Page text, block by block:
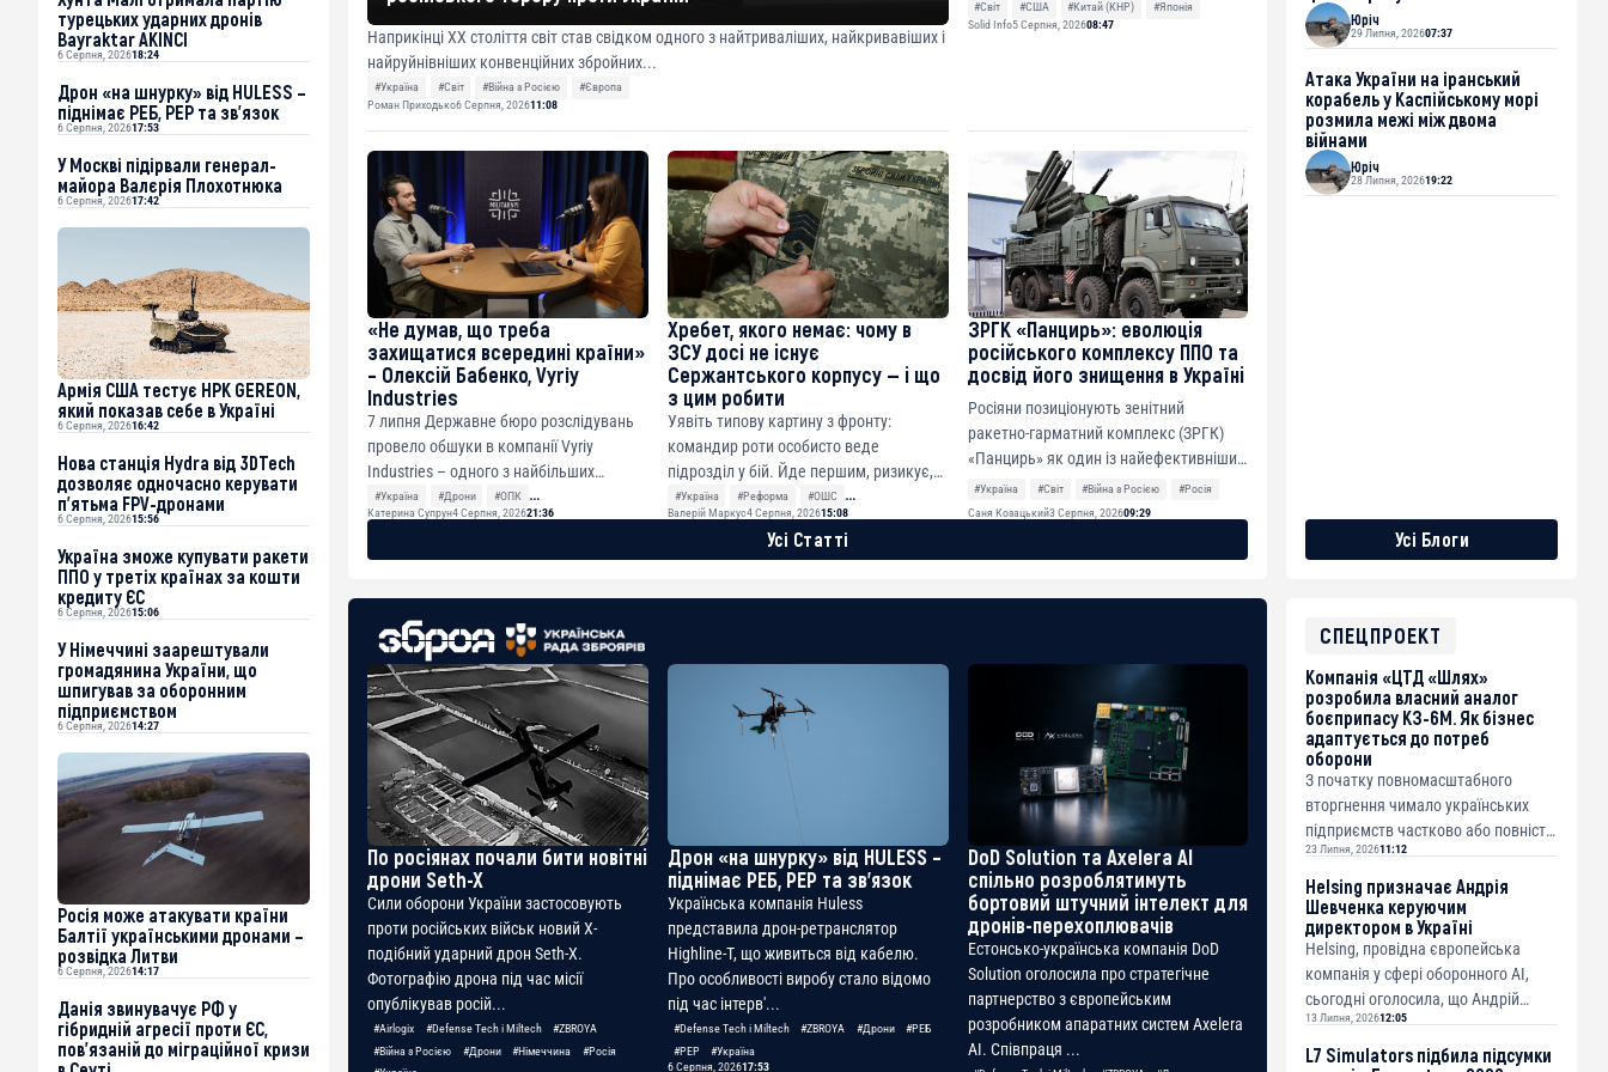
турецьких ударних дронів
Bayraktar AKINCI
6 Серпня, 202618:24
Дрон «на шнурку» від HULESS –
піднімає РЕБ, РЕР та зв’язок
6 Серпня, 202617:53
У Москві підірвали генерал-
майора Валєрія Плохотнюка
6 Серпня, 202617:42
Армія США тестує НРК GEREON,
який показав себе в Україні
6 Серпня, 202616:42
Нова станція Hydra від 3DTech
дозволяє одночасно керувати
п’ятьма FPV-дронами
6 Серпня, 202615:56
Україна зможе купувати ракети
ППО у третіх країнах за кошти
кредиту ЄС
6 Серпня, 202615:06
У Німеччині заарештували
громадянина України, що
шпигував за оборонним
підприємством
6 Серпня, 202614:27
Росія може атакувати країни
Балтії українськими дронами –
розвідка Литви
6 Серпня, 202614:17
Данія звинувачує РФ у
гібридній агресії проти ЄС,
пов’язаній до міграційної кризи
По росіянах почали бити новітні
дрони Seth-X
Сили оборони України застосовують
проти російських військ новий X-
подібний ударний дрон Seth-X.
Фотографію дрона під час місії
опублікував росій...
#Airlogix #Defense Tech і Miltech
#ZBROYA
#Війна з Росією
#Дрони #Німеччина
#Росія
Дрон «на шнурку» від HULESS –
піднімає РЕБ, РЕР та зв’язок
Українська компанія Huless
представила дрон-ретранслятор
Highline-T, що живиться від кабелю.
Про особливості виробу стало відомо
під час інтерв'...
#Defense Tech і Miltech #ZBROYA #Дрони
#РЕБ
#РЕР
#Україна
6 Серпня, 202617:53
DoD Solution та Axelera AI
спільно розроблятимуть
бортовий штучний інтелект для
дронів-перехоплювачів
Естонсько-українська компанія DoD
Solution оголосила про стратегічне
партнерство з європейським
розробником апаратних систем Axelera
AI. Співпраця ...
Наприкінці ХХ століття світ став свідком одного з найтриваліших, найкривавіших і
найруйнівніших конвенційних збройних...
#Україна #Світ #Війна з Росією
#Європа
Роман Приходько6 Серпня, 202611:08
підписали рамков...
#Світ #США #Китай (КНР)
#Японія
Solid Info5 Серпня, 202608:47
«Не думав, що треба
захищатися всередині країни»
– Олексій Бабенко, Vyriy
Industries
7 липня Державне бюро розслідувань
провело обшуки в компанії Vyriy
Industries – одного з найбільших
виробників FPV-др...
#Україна #Дрони
#ОПК
#Defense Tech і Miltech
Катерина Супрун4 Серпня, 202621:36
Хребет, якого немає: чому в
ЗСУ досі не існує
Сержантського корпусу — і що
з цим робити
Уявіть типову картину з фронту:
командир роти особисто веде
підрозділ у бій. Йде першим, ризикує,
надихає людей. Емоц...
#Україна #Реформа
#ОШС
#Сержантський корпус
Валерій Маркус4 Серпня, 202615:08
ЗРГК «Панцирь»: еволюція
російського комплексу ППО та
досвід його знищення в Україні
Росіяни позиціонують зенітний
ракетно-гарматний комплекс (ЗРГК)
«Панцирь» як один із найефективніших
засобів ближньої...
#Україна #Світ #Війна з Росією
#Росія
Саня Козацький3 Серпня, 202609:29
Усі Статті
Юріч
29 Липня, 202607:37
Атака України на іранський
корабель у Каспійському морі
розмила межі між двома
війнами
Юріч
28 Липня, 202619:22
Усі Блоги
СПЕЦПРОЕКТ
Компанія «ЦТД «Шлях»
розробила власний аналог
боєприпасу КЗ-6М. Як бізнес
адаптується до потреб
оборони
З початку повномасштабного
вторгнення чимало українських
підприємств частково або повністю
перекваліфікували свої потужності
на потреби оборони. Де...
23 Липня, 202611:12
Helsing призначає Андрія
Шевченка керуючим
директором в Україні
Helsing, провідна європейська
компанія у сфері оборонного AI,
сьогодні оголосила, що Андрій
Шевченко приєднується до
команди на посаді керуючого ди...
13 Липня, 202612:05
L7 Simulators підбила підсумки